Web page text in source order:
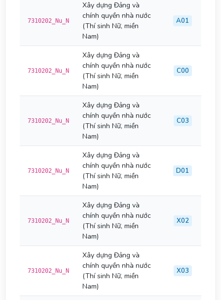
7310202_Nu_N
Xây dựng Đảng và
chính quyền nhà nước
(Thí sinh Nữ, miền
Nam)
A01
7310202_Nu_N
Xây dựng Đảng và
chính quyền nhà nước
(Thí sinh Nữ, miền
Nam)
C00
7310202_Nu_N
Xây dựng Đảng và
chính quyền nhà nước
(Thí sinh Nữ, miền
Nam)
C03
7310202_Nu_N
Xây dựng Đảng và
chính quyền nhà nước
(Thí sinh Nữ, miền
Nam)
D01
7310202_Nu_N
Xây dựng Đảng và
chính quyền nhà nước
(Thí sinh Nữ, miền
Nam)
X02
7310202_Nu_N
Xây dựng Đảng và
chính quyền nhà nước
(Thí sinh Nữ, miền
Nam)
X03